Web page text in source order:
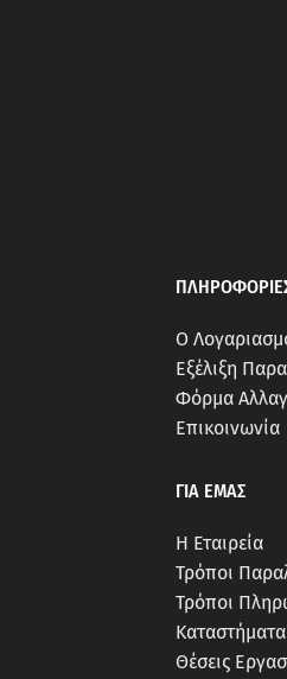
Ο
Εξέλιξη
Φόρμα
Επικοινωνία
ΓΙΑ ΕΜΑΣ
Η Εταιρεία
Τρόποι
Τρόποι
Καταστήματα
Θέσεις